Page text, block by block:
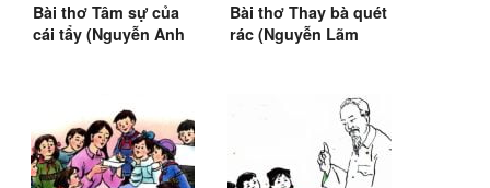
Bài thơ Tâm sự của
cái tẩy (Nguyễn Anh
Bài thơ Thay bà quét
rác (Nguyễn Lãm